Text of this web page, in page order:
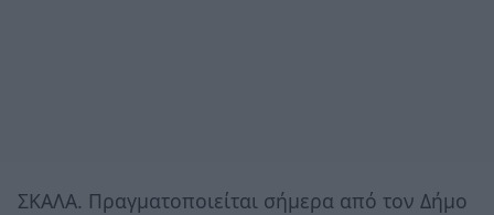
ΣΚΑΛΑ. Πραγματοποιείται σήμερα από τον Δήμο